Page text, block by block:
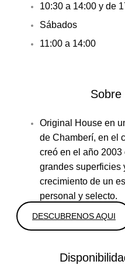
10:30 a 14:00 y de
Sábados
11:00 a 14:00
Sobre
Original House en
de Chamberí, en el
creó en el año
grandes superficies
crecimiento de un
personal y selecto.
DESCUBRENOS AQUI